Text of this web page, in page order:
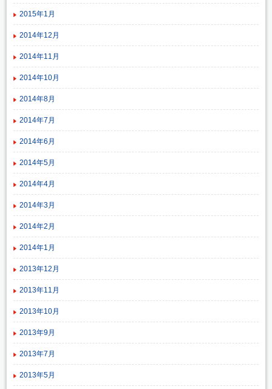
2015年1月
2014年12月
2014年11月
2014年10月
2014年8月
2014年7月
2014年6月
2014年5月
2014年4月
2014年3月
2014年2月
2014年1月
2013年12月
2013年11月
2013年10月
2013年9月
2013年7月
2013年5月